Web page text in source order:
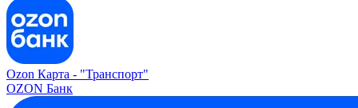
Ozon Карта - "Транспорт"
OZON Банк